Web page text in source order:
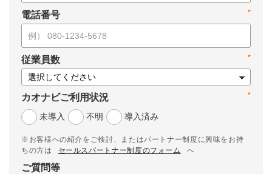
*
電話番号
*
従業員数
*
カオナビご利用状況
未導入
不明 導入済み
※お客様への紹介をご検討、またはパートナー制度に興味をお持
ちの方は
セールスパートナー制度のフォーム へ
ご質問等